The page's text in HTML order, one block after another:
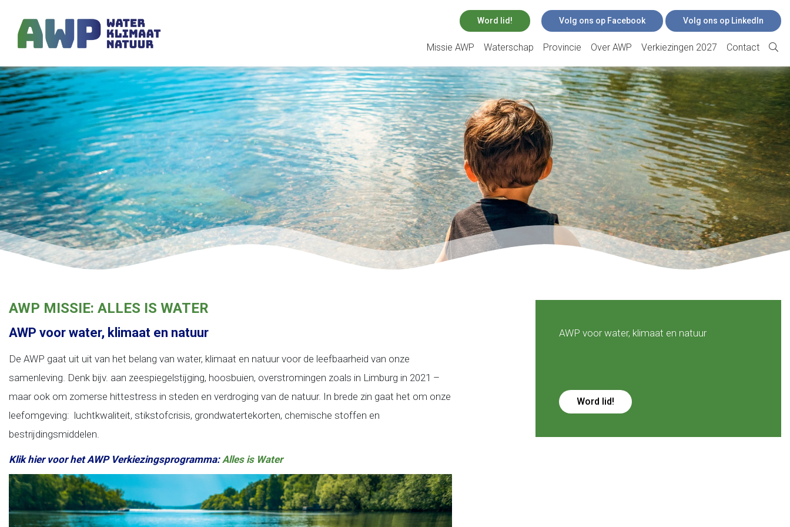
Word lid! Volg ons op Facebook Volg ons op LinkedIn
Missie AWP Waterschap Provincie Over AWP Verkiezingen 2027 Contact
AWP MISSIE: ALLES IS WATER
AWP voor water, klimaat en natuur
De AWP gaat uit uit van het belang van water, klimaat en natuur voor de leefbaarheid van onze
samenleving. Denk bijv. aan zeespiegelstijging, hoosbuien, overstromingen zoals in Limburg in 2021 –
maar ook om zomerse hittestress in steden en verdroging van de natuur. In brede zin gaat het om onze
leefomgeving: luchtkwaliteit, stikstofcrisis, grondwatertekorten, chemische stoffen en
bestrijdingsmiddelen.
Klik hier voor het AWP Verkiezingsprogramma:Alles is Water
AWP voor water, klimaat en natuur
Word lid!